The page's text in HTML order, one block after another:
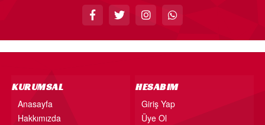
KURUMSAL
Anasayfa
Hakkımızda
HESABIM
Giriş Yap
Üye Ol